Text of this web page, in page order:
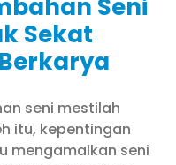
Seni
Sekat
seni mestilah
itu, kepentingan
mengamalkan seni